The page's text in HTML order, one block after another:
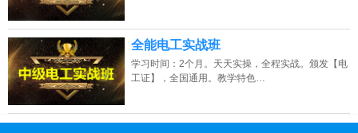
全能电工实战班
学习时间：2个月。天天实操，全程实战。颁发【电
工证】，全国通用。教学特色…